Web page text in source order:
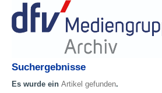
Suchergebnisse
Es wurde ein Artikel gefunden.